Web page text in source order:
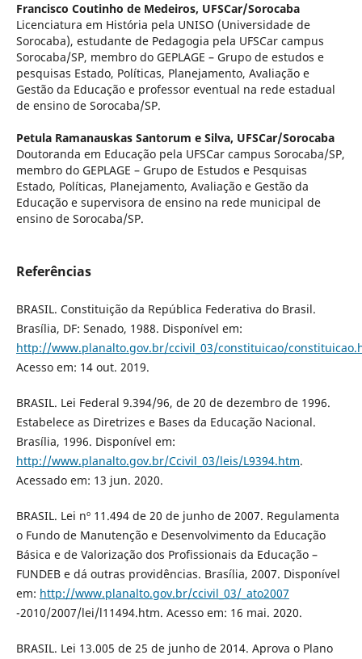
Francisco Coutinho de Medeiros, UFSCar/Sorocaba
Licenciatura em História pela UNISO (Universidade de
Sorocaba), estudante de Pedagogia pela UFSCar campus
Sorocaba/SP, membro do GEPLAGE – Grupo de estudos e
pesquisas Estado, Políticas, Planejamento, Avaliação e
Gestão da Educação e professor eventual na rede estadual
de ensino de Sorocaba/SP.
Petula Ramanauskas Santorum e Silva, UFSCar/Sorocaba
Doutoranda em Educação pela UFSCar campus Sorocaba/SP,
membro do GEPLAGE – Grupo de Estudos e Pesquisas
Estado, Políticas, Planejamento, Avaliação e Gestão da
Educação e supervisora de ensino na rede municipal de
ensino de Sorocaba/SP.
Referências
BRASIL. Constituição da República Federativa do Brasil.
Brasília, DF: Senado, 1988. Disponível em:
http://www.planalto.gov.br/ccivil_03/constituicao/
Acesso em: 14 out. 2019.
BRASIL. Lei Federal 9.394/96, de 20 de dezembro de 1996.
Estabelece as Diretrizes e Bases da Educação Nacional.
Brasília, 1996. Disponível em:
http://www.planalto.gov.br/Ccivil_03/leis/L9394.htm.
Acessado em: 13 jun. 2020.
BRASIL. Lei nº 11.494 de 20 de junho de 2007. Regulamenta
o Fundo de Manutenção e Desenvolvimento da Educação
Básica e de Valorização dos Profissionais da Educação –
FUNDEB e dá outras providências. Brasília, 2007. Disponível
em: http://www.planalto.gov.br/ccivil_03/_ato2007
-2010/2007/lei/l11494.htm. Acesso em: 16 mai. 2020.
BRASIL. Lei 13.005 de 25 de junho de 2014. Aprova o Plano